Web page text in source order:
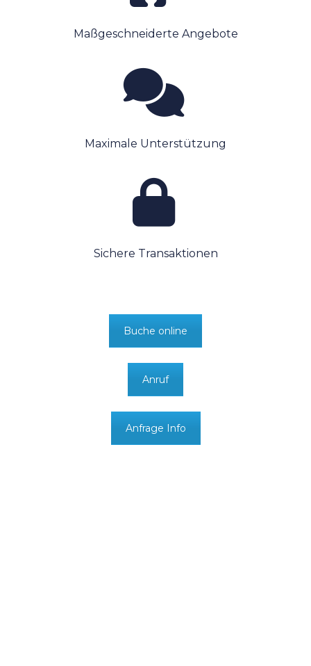
Maßgeschneiderte Angebote
Maximale Unterstützung
Sichere Transaktionen
Buche online
Anruf
Anfrage Info